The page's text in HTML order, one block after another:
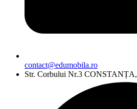
contact@edumobila.ro
Str. Corbului Nr.3 CONSTANȚA,